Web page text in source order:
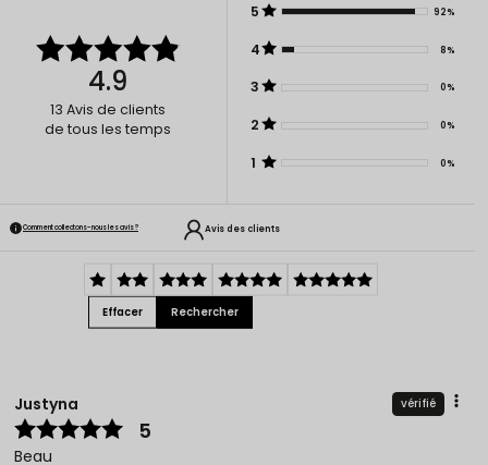
4.9
13 Avis de clients
de tous les temps
5 92%
4 8%
3 0%
2 0%
1 0%
Comment collectons-nous les avis ? Avis des clients
Effacer Rechercher
Justyna vérifié
5
Beau